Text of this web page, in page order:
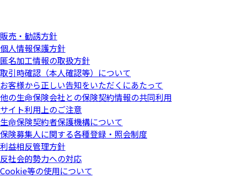
販売・勧誘方針
個人情報保護方針
匿名加工情報の取扱方針
取引時確認（本人確認等）について
お客様から正しい告知をいただくにあたって
他の生命保険会社との保険契約情報の共同利用
サイト利用上のご注意
生命保険契約者保護機構について
保険募集人に関する各種登録・照会制度
利益相反管理方針
反社会的勢力への対応
Cookie等の使用について